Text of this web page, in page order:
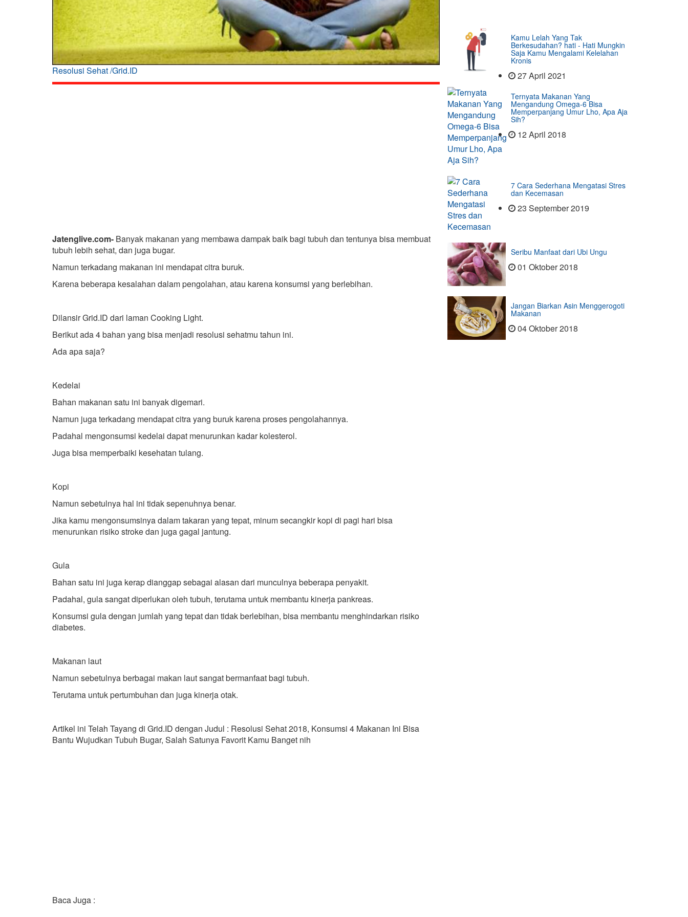
Resolusi Sehat /Grid.ID
Jatenglive.com- Banyak makanan yang membawa dampak baik bagi tubuh dan tentunya bisa membuat
tubuh lebih sehat, dan juga bugar.
Namun terkadang makanan ini mendapat citra buruk.
Karena beberapa kesalahan dalam pengolahan, atau karena konsumsi yang berlebihan.
Dilansir Grid.ID dari laman Cooking Light.
Berikut ada 4 bahan yang bisa menjadi resolusi sehatmu tahun ini.
Ada apa saja?
Kedelai
Bahan makanan satu ini banyak digemari.
Namun juga terkadang mendapat citra yang buruk karena proses pengolahannya.
Padahal mengonsumsi kedelai dapat menurunkan kadar kolesterol.
Juga bisa memperbaiki kesehatan tulang.
Kopi
Namun sebetulnya hal ini tidak sepenuhnya benar.
Jika kamu mengonsumsinya dalam takaran yang tepat, minum secangkir kopi di pagi hari bisa
menurunkan risiko stroke dan juga gagal jantung.
Gula
Bahan satu ini juga kerap dianggap sebagai alasan dari munculnya beberapa penyakit.
Padahal, gula sangat diperlukan oleh tubuh, terutama untuk membantu kinerja pankreas.
Konsumsi gula dengan jumlah yang tepat dan tidak berlebihan, bisa membantu menghindarkan risiko
diabetes.
Makanan laut
Namun sebetulnya berbagai makan laut sangat bermanfaat bagi tubuh.
Terutama untuk pertumbuhan dan juga kinerja otak.
Artikel ini Telah Tayang di Grid.ID dengan Judul : Resolusi Sehat 2018, Konsumsi 4 Makanan Ini Bisa
Bantu Wujudkan Tubuh Bugar, Salah Satunya Favorit Kamu Banget nih
Baca Juga :
Kamu Lelah Yang Tak
Berkesudahan? hati - Hati Mungkin
Saja Kamu Mengalami Kelelahan
Kronis
27 April 2021
Ternyata Makanan Yang
Mengandung Omega-6 Bisa
Memperpanjang Umur Lho, Apa Aja
Sih?
12 April 2018
7 Cara Sederhana Mengatasi Stres
dan Kecemasan
23 September 2019
Seribu Manfaat dari Ubi Ungu
01 Oktober 2018
Jangan Biarkan Asin Menggerogoti
Makanan
04 Oktober 2018